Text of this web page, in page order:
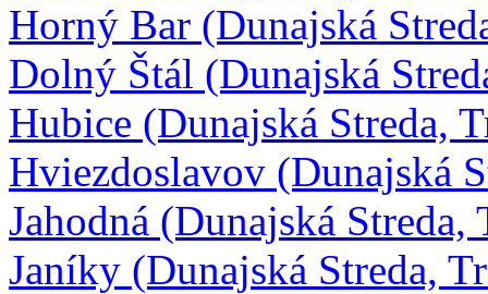
Horný Bar (Dunajská
Dolný Štál (Dunajská
Hubice (Dunajská Streda,
Hviezdoslavov (Dunajská
Jahodná (Dunajská Streda,
Janíky (Dunajská Streda,